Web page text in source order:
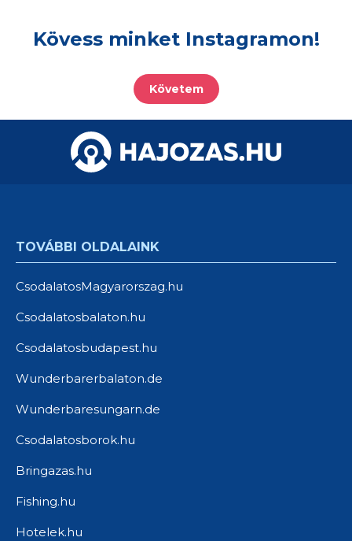
Kövess minket Instagramon!
Követem
TOVÁBBI OLDALAINK
CsodalatosMagyarorszag.hu
Csodalatosbalaton.hu
Csodalatosbudapest.hu
Wunderbarerbalaton.de
Wunderbaresungarn.de
Csodalatosborok.hu
Bringazas.hu
Fishing.hu
Hotelek.hu